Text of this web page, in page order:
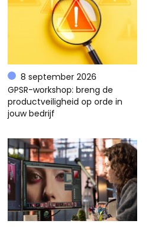
8 september 2026
GPSR-workshop: breng de
productveiligheid op orde in
jouw bedrijf